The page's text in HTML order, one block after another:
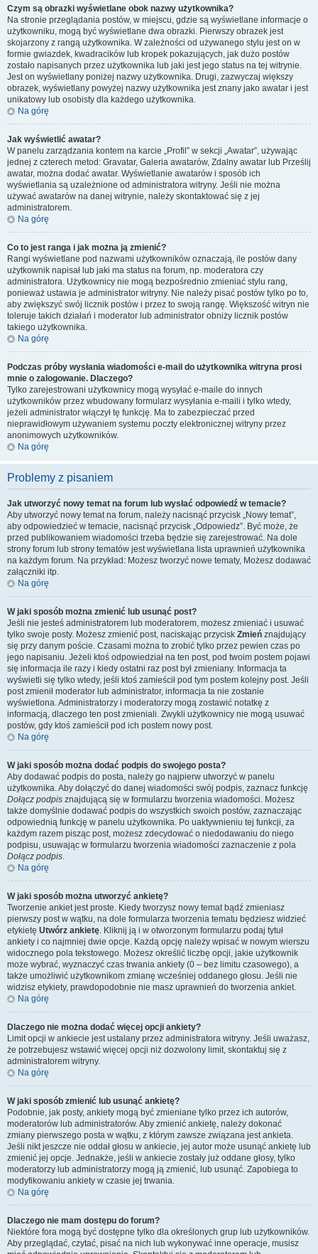
Czym są obrazki wyświetlane obok nazwy użytkownika?
Na stronie przeglądania postów, w miejscu, gdzie są wyświetlane informacje o
użytkowniku, mogą być wyświetlane dwa obrazki. Pierwszy obrazek jest
skojarzony z rangą użytkownika. W zależności od używanego stylu jest on w
formie gwiazdek, kwadracików lub kropek pokazujących, jak dużo postów
zostało napisanych przez użytkownika lub jaki jest jego status na tej witrynie.
Jest on wyświetlany poniżej nazwy użytkownika. Drugi, zazwyczaj większy
obrazek, wyświetlany powyżej nazwy użytkownika jest znany jako awatar i jest
unikatowy lub osobisty dla każdego użytkownika.
Na górę
Jak wyświetlić awatar?
W panelu zarządzania kontem na karcie „Profil” w sekcji „Awatar”, używając
jednej z czterech metod: Gravatar, Galeria awatarów, Zdalny awatar lub Prześlij
awatar, można dodać awatar. Wyświetlanie awatarów i sposób ich
wyświetlania są uzależnione od administratora witryny. Jeśli nie można
używać awatarów na danej witrynie, należy skontaktować się z jej
administratorem.
Na górę
Co to jest ranga i jak można ją zmienić?
Rangi wyświetlane pod nazwami użytkowników oznaczają, ile postów dany
użytkownik napisał lub jaki ma status na forum, np. moderatora czy
administratora. Użytkownicy nie mogą bezpośrednio zmieniać stylu rang,
ponieważ ustawia je administrator witryny. Nie należy pisać postów tylko po to,
aby zwiększyć swój licznik postów i przez to swoją rangę. Większość witryn nie
toleruje takich działań i moderator lub administrator obniży licznik postów
takiego użytkownika.
Na górę
Podczas próby wysłania wiadomości e-mail do użytkownika witryna prosi
mnie o zalogowanie. Dlaczego?
Tylko zarejestrowani użytkownicy mogą wysyłać e-maile do innych
użytkowników przez wbudowany formularz wysyłania e-maili i tylko wtedy,
jeżeli administrator włączył tę funkcję. Ma to zabezpieczać przed
nieprawidłowym używaniem systemu poczty elektronicznej witryny przez
anonimowych użytkowników.
Na górę
Problemy z pisaniem
Jak utworzyć nowy temat na forum lub wysłać odpowiedź w temacie?
Aby utworzyć nowy temat na forum, należy nacisnąć przycisk „Nowy temat”,
aby odpowiedzieć w temacie, nacisnąć przycisk „Odpowiedz”. Być może, że
przed publikowaniem wiadomości trzeba będzie się zarejestrować. Na dole
strony forum lub strony tematów jest wyświetlana lista uprawnień użytkownika
na każdym forum. Na przykład: Możesz tworzyć nowe tematy, Możesz dodawać
załączniki itp.
Na górę
W jaki sposób można zmienić lub usunąć post?
Jeśli nie jesteś administratorem lub moderatorem, możesz zmieniać i usuwać
tylko swoje posty. Możesz zmienić post, naciskając przycisk Zmień znajdujący
się przy danym poście. Czasami można to zrobić tylko przez pewien czas po
jego napisaniu. Jeżeli ktoś odpowiedział na ten post, pod twoim postem pojawi
się informacja ile razy i kiedy ostatni raz post był zmieniany. Informacja ta
wyświetli się tylko wtedy, jeśli ktoś zamieścił pod tym postem kolejny post. Jeśli
post zmienił moderator lub administrator, informacja ta nie zostanie
wyświetlona. Administratorzy i moderatorzy mogą zostawić notatkę z
informacją, dlaczego ten post zmieniali. Zwykli użytkownicy nie mogą usuwać
postów, gdy ktoś zamieścił pod ich postem nowy post.
Na górę
W jaki sposób można dodać podpis do swojego posta?
Aby dodawać podpis do posta, należy go najpierw utworzyć w panelu
użytkownika. Aby dołączyć do danej wiadomości swój podpis, zaznacz funkcję
Dołącz podpis znajdującą się w formularzu tworzenia wiadomości. Możesz
także domyślnie dodawać podpis do wszystkich swoich postów, zaznaczając
odpowiednią funkcję w panelu użytkownika. Po uaktywnieniu tej funkcji, za
każdym razem pisząc post, możesz zdecydować o niedodawaniu do niego
podpisu, usuwając w formularzu tworzenia wiadomości zaznaczenie z pola
Dołącz podpis.
Na górę
W jaki sposób można utworzyć ankietę?
Tworzenie ankiet jest proste. Kiedy tworzysz nowy temat bądź zmieniasz
pierwszy post w wątku, na dole formularza tworzenia tematu będziesz widzieć
etykietę Utwórz ankietę. Kliknij ją i w otworzonym formularzu podaj tytuł
ankiety i co najmniej dwie opcje. Każdą opcję należy wpisać w nowym wierszu
widocznego pola tekstowego. Możesz określić liczbę opcji, jakie użytkownik
może wybrać, wyznaczyć czas trwania ankiety (0 – bez limitu czasowego), a
także umożliwić użytkownikom zmianę wcześniej oddanego głosu. Jeśli nie
widzisz etykiety, prawdopodobnie nie masz uprawnień do tworzenia ankiet.
Na górę
Dlaczego nie można dodać więcej opcji ankiety?
Limit opcji w ankiecie jest ustalany przez administratora witryny. Jeśli uważasz,
że potrzebujesz wstawić więcej opcji niż dozwolony limit, skontaktuj się z
administratorem witryny.
Na górę
W jaki sposób zmienić lub usunąć ankietę?
Podobnie, jak posty, ankiety mogą być zmieniane tylko przez ich autorów,
moderatorów lub administratorów. Aby zmienić ankietę, należy dokonać
zmiany pierwszego posta w wątku, z którym zawsze związana jest ankieta.
Jeśli nikt jeszcze nie oddał głosu w ankiecie, jej autor może usunąć ankietę lub
zmienić jej opcje. Jednakże, jeśli w ankiecie zostały już oddane głosy, tylko
moderatorzy lub administratorzy mogą ją zmienić, lub usunąć. Zapobiega to
modyfikowaniu ankiety w czasie jej trwania.
Na górę
Dlaczego nie mam dostępu do forum?
Niektóre fora mogą być dostępne tylko dla określonych grup lub użytkowników.
Aby przeglądać, czytać, pisać na nich lub wykonywać inne operacje, musisz